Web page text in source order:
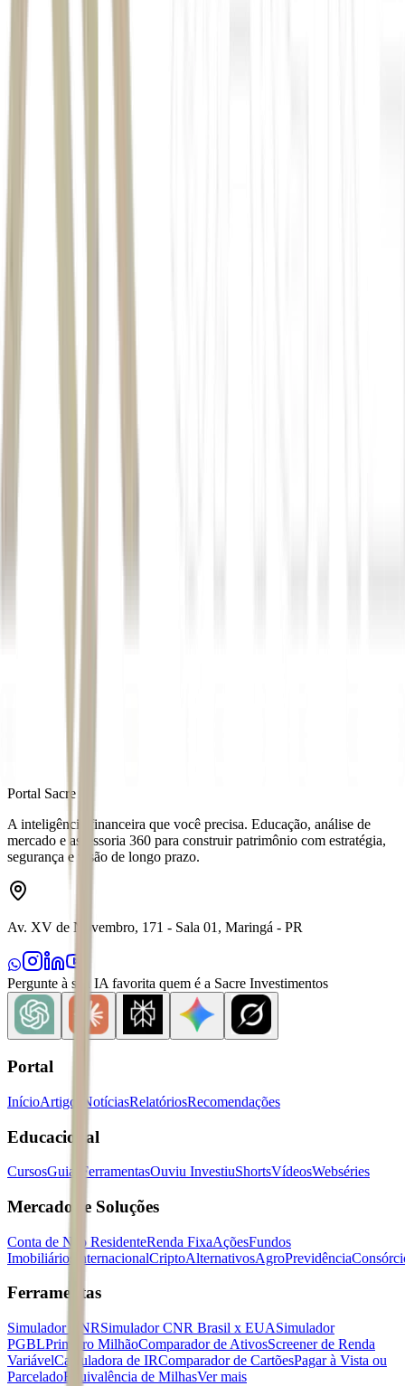
Portal Sacre
A inteligência financeira que você precisa. Educação, análise de
mercado e assessoria 360 para construir patrimônio com estratégia,
segurança e visão de longo prazo.
Av. XV de Novembro, 171 - Sala 01, Maringá - PR
Pergunte à sua IA favorita quem é a Sacre Investimentos
Portal
InícioArtigos NotíciasRelatóriosRecomendações
Educacional
CursosGuias FerramentasOuviu InvestiuShortsVídeosWebséries
Mercados e Soluções
Conta de Não ResidenteRenda FixaAçõesFundos
Imobiliários
InternacionalCriptoAlternativosAgroPrevidência
Ferramentas
Simulador CNRSimulador CNR Brasil x EUASimulador
PGBLPrimeiro MilhãoComparador de AtivosScreener de Renda
VariávelCalculadora de IRComparador de CartõesPagar à Vista ou
ParceladoEquivalência de MilhasVer mais